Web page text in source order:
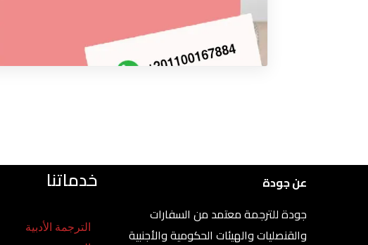
عن جودة
جودة للترجمة معتمد من السفارات
والقنصليات والهيئات الحكومية والأجنبية
خدماتنا
الترجمة الأدبية